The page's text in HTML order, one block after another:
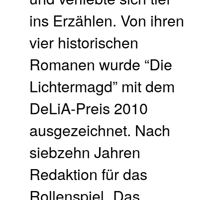
ins Erzählen. Von ihren
vier historischen
Romanen wurde “Die
Lichtermagd” mit dem
DeLiA-Preis 2010
ausgezeichnet. Nach
siebzehn Jahren
Redaktion für das